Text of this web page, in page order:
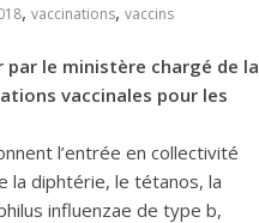
, vaccinations, vaccins
le ministère chargé de la
vaccinales pour les
l’entrée en collectivité
la diphtérie, le tétanos, la
influenzae de type b,